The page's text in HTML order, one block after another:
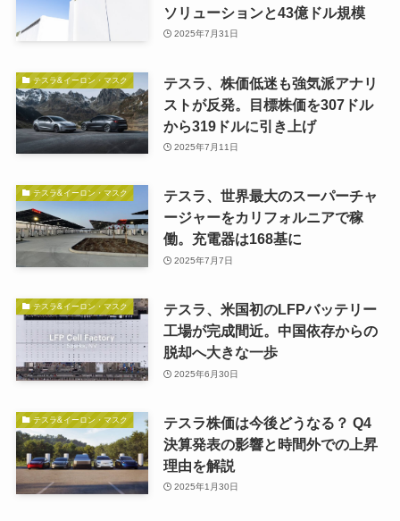
ソリューションと43億ドル規模
2025年7月31日
テスラ&イーロン・マスク
テスラ、株価低迷も強気派アナリ
ストが反発。目標株価を307ドル
から319ドルに引き上げ
2025年7月11日
テスラ&イーロン・マスク
テスラ、世界最大のスーパーチャ
ージャーをカリフォルニアで稼
働。充電器は168基に
2025年7月7日
テスラ&イーロン・マスク
テスラ、米国初のLFPバッテリー
工場が完成間近。中国依存からの
脱却へ大きな一歩
2025年6月30日
テスラ&イーロン・マスク
テスラ株価は今後どうなる？ Q4
決算発表の影響と時間外での上昇
理由を解説
2025年1月30日